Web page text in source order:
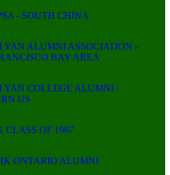
- SOUTH CHINA
YAN ALUMNI ASSOCIATION -
BAY AREA
YAN COLLEGE ALUMNI -
US
CLASS OF 1967
ONTARIO ALUMNI